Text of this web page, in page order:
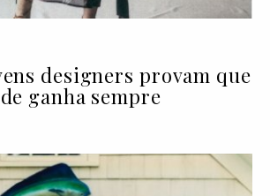
designers provam que
ganha sempre